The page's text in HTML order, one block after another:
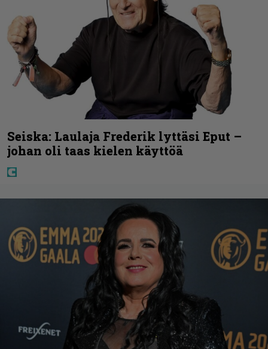
Seiska: Laulaja Frederik lyttäsi Eput –
johan oli taas kielen käyttöä